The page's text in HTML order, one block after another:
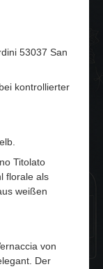
53037 San
kontrollierter
Titolato
florale als
weißen
von
Der